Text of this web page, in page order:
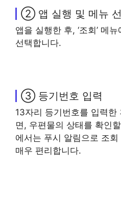
② 앱 실행 및 메뉴
앱을 실행한 후, ‘조회’ 메뉴
선택합니다.
③ 등기번호 입력
13자리 등기번호를 입력
면, 우편물의 상태를 확인
에서는 푸시 알림으로 조
매우 편리합니다.